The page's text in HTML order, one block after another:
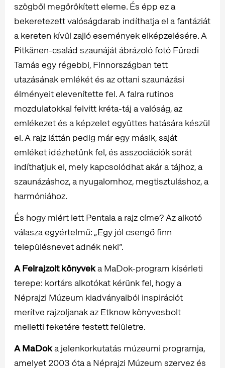
szögből megörökített eleme. És épp ez a
bekeretezett valóságdarab indíthatja el a fantáziát
a kereten kívül zajló események elképzelésére. A
Pitkänen-család szaunáját ábrázoló fotó Füredi
Tamás egy régebbi, Finnországban tett
utazásának emlékét és az ottani szaunázási
élményeit elevenítette fel. A falra rutinos
mozdulatokkal felvitt kréta-táj a valóság, az
emlékezet és a képzelet együttes hatására készül
el. A rajz láttán pedig már egy másik, saját
emléket idézhetünk fel, és asszociációk sorát
indíthatjuk el, mely kapcsolódhat akár a tájhoz, a
szaunázáshoz, a nyugalomhoz, megtisztuláshoz, a
harmóniához.
És hogy miért lett Pentala a rajz címe? Az alkotó
válasza egyértelmű: „Egy jól csengő finn
településnevet adnék neki”.
A Felrajzolt könyveka MaDok-program kísérleti
terepe: kortárs alkotókat kérünk fel, hogy a
Néprajzi Múzeum kiadványaiból inspirációt
merítve rajzoljanak az Etknow könyvesbolt
melletti feketére festett felületre.
A MaDoka jelenkorkutatás múzeumi programja,
amelyet 2003 óta a Néprajzi Múzeum szervez és